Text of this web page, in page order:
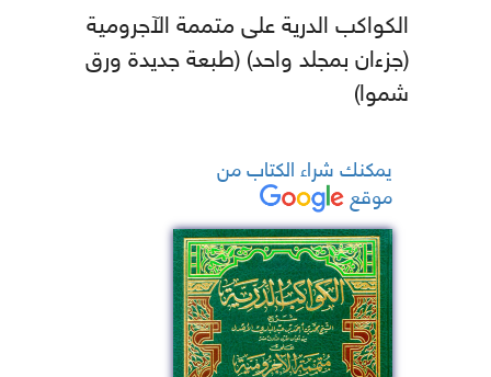
الكواكب الدرية على متممة الآجرومية
(جزءان بمجلد واحد) (طبعة جديدة ورق
شموا)
يمكنك شراء الكتاب من
موقع